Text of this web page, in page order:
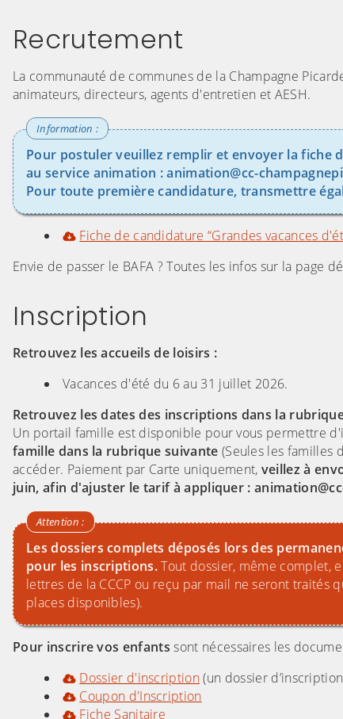
Recrutement
La communauté de communes de la Champagne
animateurs, directeurs, agents d'entretien et AESH.
Pour postuler veuillez remplir et envoyer la fiche
au service animation : animation@cc-
Pour toute première candidature, transmettre
Fiche de candidature “Grandes vacances
Envie de passer le BAFA ? Toutes les infos sur la page
Inscription
Retrouvez les accueils de loisirs :
Vacances d'été du 6 au 31 juillet 2026.
Retrouvez les dates des inscriptions dans la
Un portail famille est disponible pour vous permettre
famille dans la rubrique suivante (Seules les familles
accéder. Paiement par Carte uniquement, veillez à
juin, afin d'ajuster le tarif à appliquer :
Les dossiers complets déposés lors des
pour les inscriptions.Tout dossier, même complet,
lettres de la CCCP ou reçu par mail ne seront traités
places disponibles).
Pour inscrire vos enfants sont nécessaires les
Dossier d'inscription(un dossier
Coupon d'Inscription
Fiche Sanitaire